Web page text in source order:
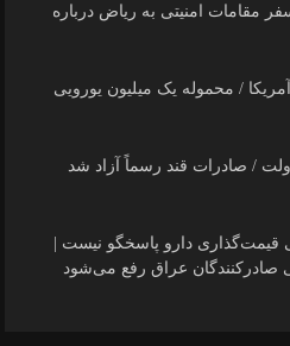
مقامات امنیتی به ریاض درباره
/ محموله یک میلیون یورویی
/ صادرات قند رسماً آزاد شد
دارو پاسخگو نیست |
صادرکنندگان عراق رفع می‌شود